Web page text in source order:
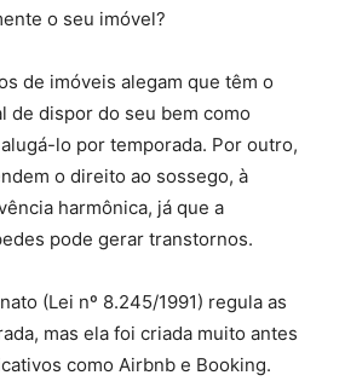
o seu imóvel?
de imóveis alegam que têm o
de dispor do seu bem como
lo por temporada. Por outro,
o direito ao sossego, à
harmônica, já que a
pode gerar transtornos.
(Lei nº 8.245/1991) regula as
mas ela foi criada muito antes
como Airbnb e Booking.